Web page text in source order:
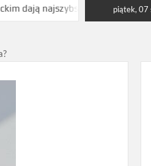
efekt bez długiej piątek, 07